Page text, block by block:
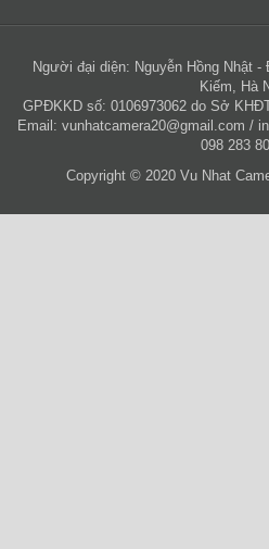
Người đại diện: Nguyễn Hồng Nhật
Kiếm, Hà
GPĐKKD số: 0106973062 do Sở
Email: vunhatcamera20@gmail.com /
098 283
Copyright © 2020 Vu Nhat